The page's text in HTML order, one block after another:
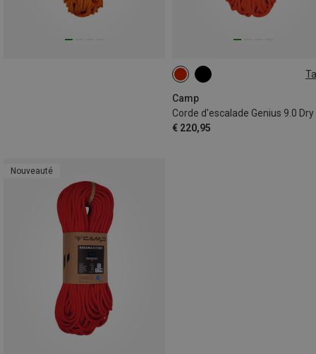
Camp
Corde d'escalade Genius 9.0 Dry
€ 220,95
70M
Nouveauté